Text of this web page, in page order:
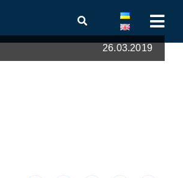
26.03.2019